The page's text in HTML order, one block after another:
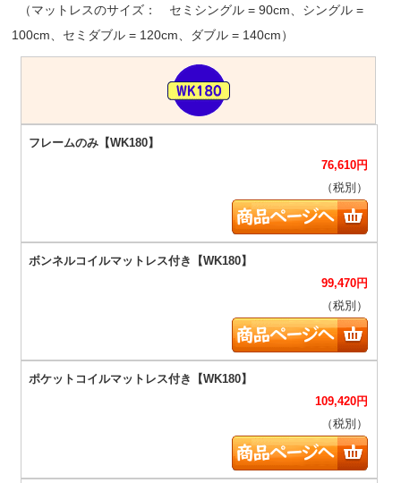
（マットレスのサイズ： セミシングル = 90cm、シングル =
100cm、セミダブル = 120cm、ダブル = 140cm）
76,610円
（税別）
99,470円
（税別）
109,420円
（税別）